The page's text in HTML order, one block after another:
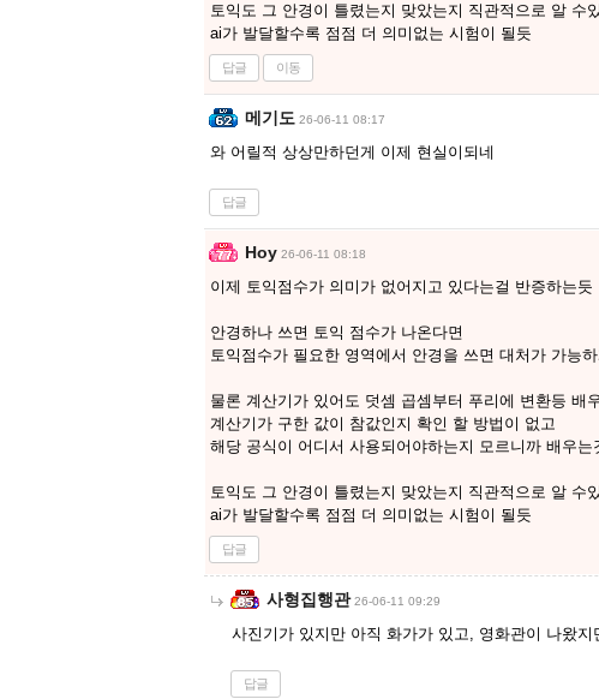
토익도 그 안경이 틀렸는지 맞았는지 직관적으로 알 수
ai가 발달할수록 점점 더 의미없는 시험이 될듯
답글 이동
메기도 26-06-11 08:17
와 어릴적 상상만하던게 이제 현실이되네
답글
Hoy 26-06-11 08:18
이제 토익점수가 의미가 없어지고 있다는걸 반증하는듯
안경하나 쓰면 토익 점수가 나온다면
토익점수가 필요한 영역에서 안경을 쓰면 대처가 가능
물론 계산기가 있어도 덧셈 곱셈부터 푸리에 변환등 배
계산기가 구한 값이 참값인지 확인 할 방법이 없고
해당 공식이 어디서 사용되어야하는지 모르니까 배우는
토익도 그 안경이 틀렸는지 맞았는지 직관적으로 알 수
ai가 발달할수록 점점 더 의미없는 시험이 될듯
답글
사형집행관 26-06-11 09:29
사진기가 있지만 아직 화가가 있고, 영화관이 나왔
답글